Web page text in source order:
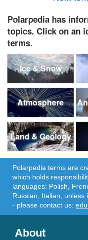
Polarpedia has
topics. Click on an
terms.
Ice & Snow
Atmosphere
Land & Geology
Polarpedia terms are
which holds
languages: Polish,
Russian, Italian,
- please contact us:
About